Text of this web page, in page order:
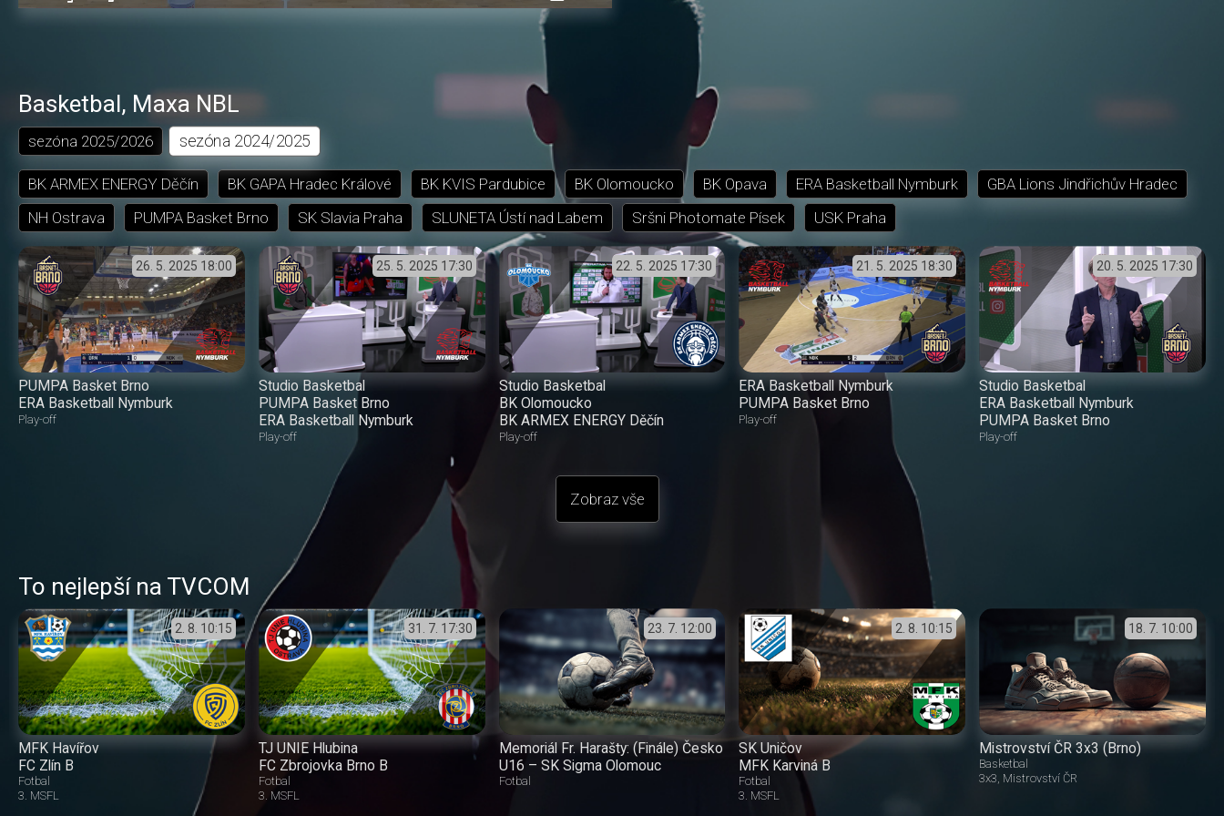
dozadu dopředu
3.71%
přehráváníin-
obrazovka
Basketbal, Maxa NBL
sezóna 2025/2026 sezóna 2024/2025
BK ARMEX ENERGY Děčín BK GAPA Hradec Králové BK KVIS Pardubice BK Olomoucko BK Opava ERA Basketball Nymburk
GBA Lions Jindřichův Hradec
NH Ostrava
PUMPA Basket Brno SK Slavia Praha SLUNETA Ústí nad Labem Sršni Photomate Písek USK Praha
26. 5. 2025 18:00
PUMPA Basket Brno
ERA Basketball Nymburk
Play-off
25. 5. 2025 17:30
Studio Basketbal
PUMPA Basket Brno
ERA Basketball Nymburk
Play-off
22. 5. 2025 17:30
Studio Basketbal
BK Olomoucko
BK ARMEX ENERGY Děčín
Play-off
21. 5. 2025 18:30
ERA Basketball Nymburk
PUMPA Basket Brno
Play-off
20. 5. 2025 17:30
Studio Basketbal
ERA Basketball Nymburk
PUMPA Basket Brno
Play-off
Zobraz vše
To nejlepší na TVCOM
2. 8. 10:15
MFK Havířov
FC Zlín B
Fotbal
3. MSFL
31. 7. 17:30
TJ UNIE Hlubina
FC Zbrojovka Brno B
Fotbal
3. MSFL
23. 7. 12:00
Memoriál Fr. Harašty: (Finále) Česko
U16 – SK Sigma Olomouc
Fotbal
2. 8. 10:15
SK Uničov
MFK Karviná B
Fotbal
3. MSFL
18. 7. 10:00
Mistrovství ČR 3x3 (Brno)
Basketbal
3x3 Mistrovství ČR